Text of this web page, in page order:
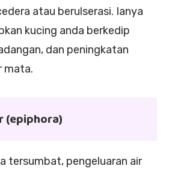
atau berulserasi. Ianya
kucing anda berkedip
dan peningkatan
mata.
(epiphora)
tersumbat, pengeluaran air